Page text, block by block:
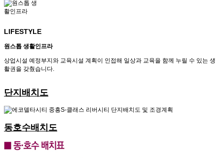
LIFESTYLE
원스톱 생활인프라
상업시설 예정부지와 교육시설 계획이 인접해 일상과 교육을 함께 누릴 수 있는 생
활권을 갖췄습니다.
단지배치도
동호수배치도